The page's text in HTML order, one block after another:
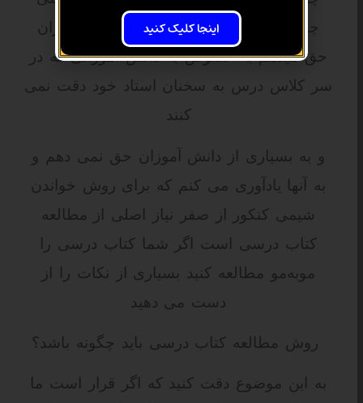
چیزی نمی فهمیم به بعضی از دانش آموزان
حق میدهم به خصوص به دانش آموزانی که در
سر کلاس درس به سخنان استاد خود دقت نمی
کنند
و به بسیاری از دانش آموزان حق نمی دهم و
به آنها یادآوری می کنم که برای روش خواندن
شیمی کنکور از صفر نیاز اصلی از مطالعه
کتاب درسی است اگر شما کتاب درسی را
موبه‌مو مطالعه کنید بسیاری از نکات را از
دست می دهید
روش مطالعه کتاب درسی باید چگونه باشد؟
به این موضوع دقت کنید که اگر قرار است ما
اینجا کلیک کنید